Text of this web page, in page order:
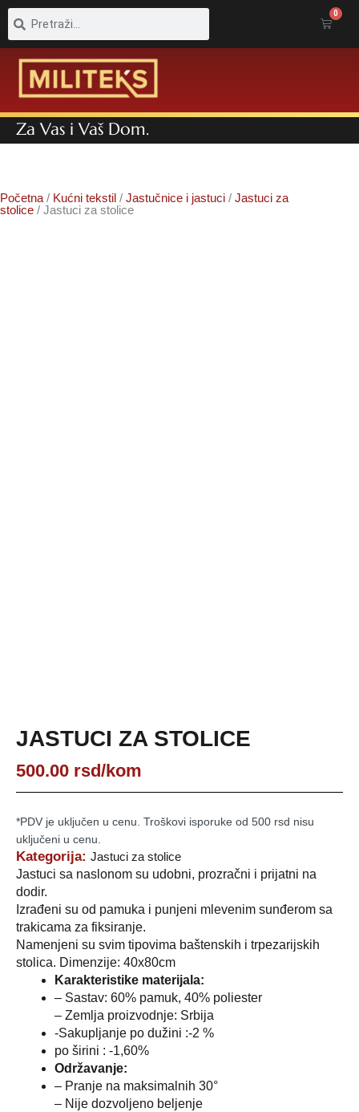
Pretraga 0
Cart
Za Vas i Vaš Dom.
Početna / Kućni tekstil / Jastučnice i jastuci / Jastuci za
stolice / Jastuci za stolice
JASTUCI ZA STOLICE
500.00 rsd/kom
*PDV je uključen u cenu. Troškovi isporuke od 500 rsd nisu
uključeni u cenu.
Kategorija: Jastuci za stolice
Jastuci sa naslonom su udobni, prozračni i prijatni na
dodir.
Izrađeni su od pamuka i punjeni mlevenim sunđerom sa
trakicama za fiksiranje.
Namenjeni su svim tipovima baštenskih i trpezarijskih
stolica. Dimenzije: 40x80cm
Karakteristike materijala:
– Sastav: 60% pamuk, 40% poliester
– Zemlja proizvodnje: Srbija
-Sakupljanje po dužini :-2 %
po širini : -1,60%
Održavanje:
– Pranje na maksimalnih 30°
– Nije dozvoljeno beljenje